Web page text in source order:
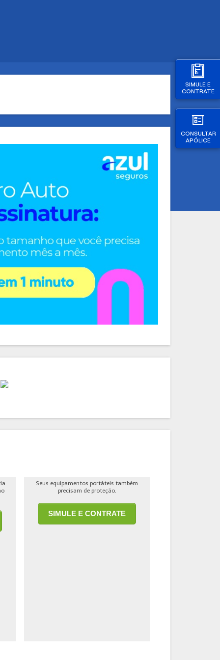
SIMULE E
CONTRATE
CONSULTAR
APÓLICE
Seus equipamentos portáteis também
precisam de proteção.
SIMULE E CONTRATE